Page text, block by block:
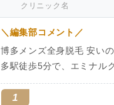
クリニック名
＼編集部コメント／
博多メンズ全身脱毛 安い
多駅徒歩5分で、エミナル
1